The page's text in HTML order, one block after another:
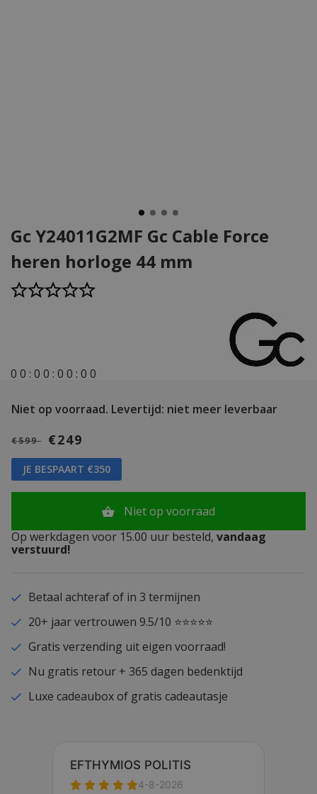
Gc Y24011G2MF Gc Cable Force
heren horloge 44 mm
0 0 : 0 0 : 0 0 : 0 0
Niet op voorraad. Levertijd: niet meer leverbaar
€599 €249
JE BESPAART €350
Niet op voorraad
Op werkdagen voor 15.00 uur besteld, vandaag
verstuurd!
Betaal achteraf of in 3 termijnen
20+ jaar vertrouwen 9.5/10 ⭐⭐⭐⭐⭐
Gratis verzending uit eigen voorraad!
Nu gratis retour + 365 dagen bedenktijd
Luxe cadeaubox of gratis cadeautasje